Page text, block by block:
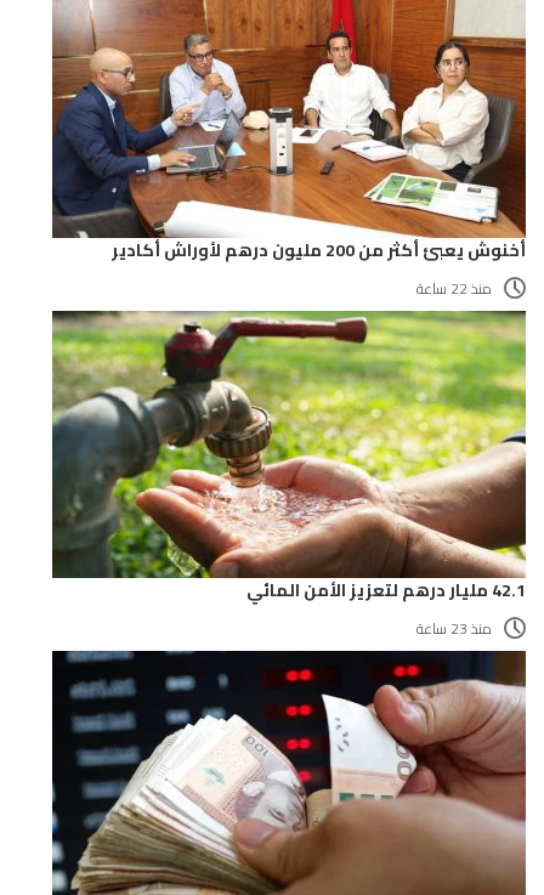
أخنوش يعبئ أكثر من 200 مليون درهم لأوراش أكادير
منذ 22 ساعة
42.1 مليار درهم لتعزيز الأمن المائي
منذ 23 ساعة